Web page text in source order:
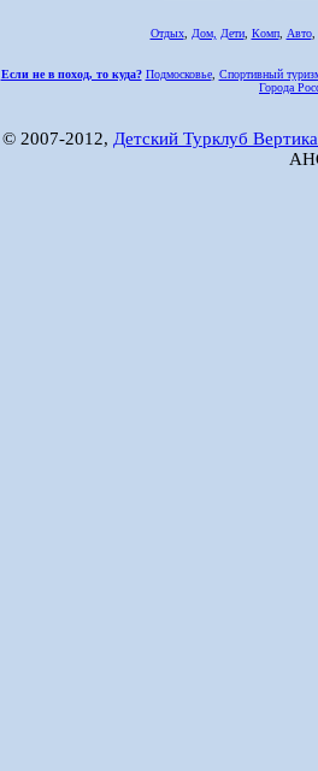
Отдых, Дом, Дети, Комп, Авто,
Если не в поход, то куда? Подмосковье, Спортивный
Города
© 2007-2012, Детский Турклуб